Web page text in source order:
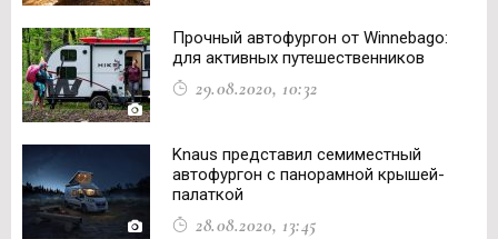
Прочный автофургон от Winnebago:
для активных путешественников
29.08.2020, 10:32
Knaus представил семиместный
автофургон с панорамной крышей-
палаткой
28.08.2020, 13:45